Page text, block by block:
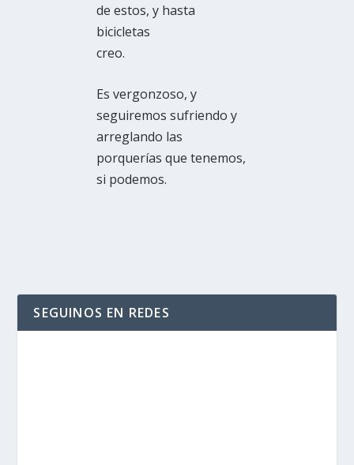
de estos, y hasta
bicicletas
creo.
Es vergonzoso, y
seguiremos sufriendo y
arreglando las
porquerías que tenemos,
si podemos.
SEGUINOS EN REDES